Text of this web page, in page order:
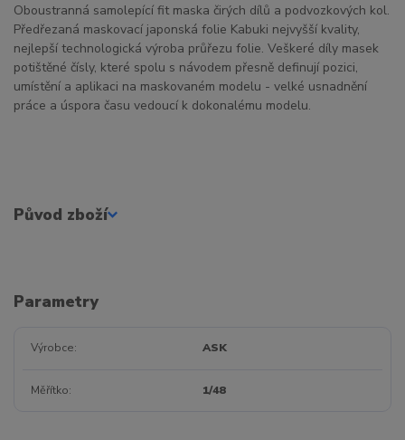
Oboustranná samolepící fit maska čirých dílů a podvozkových kol.
Předřezaná maskovací japonská folie Kabuki nejvyšší kvality,
nejlepší technologická výroba průřezu folie. Veškeré díly masek
potištěné čísly, které spolu s návodem přesně definují pozici,
umístění a aplikaci na maskovaném modelu - velké usnadnění
práce a úspora času vedoucí k dokonalému modelu.
Původ zboží
Parametry
Výrobce ASK
Měřítko 1/48